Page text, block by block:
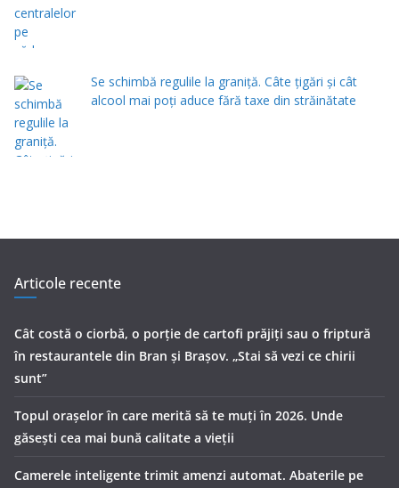
Se schimbă regulile la graniță. Câte țigări și cât
alcool mai poți aduce fără taxe din străinătate
Articole recente
Cât costă o ciorbă, o porţie de cartofi prăjiţi sau o friptură
în restaurantele din Bran şi Braşov. „Stai să vezi ce chirii
sunt”
Topul orașelor în care merită să te muți în 2026. Unde
găsești cea mai bună calitate a vieții
Camerele inteligente trimit amenzi automat. Abaterile pe